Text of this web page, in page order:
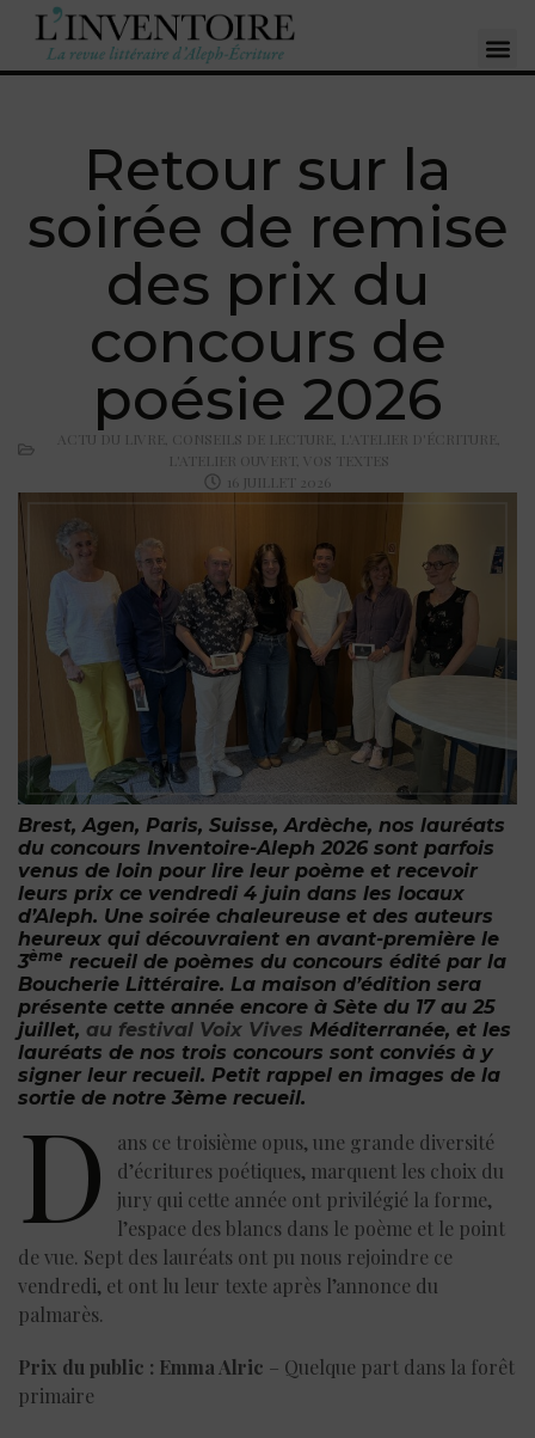
Retour sur la
soirée de remise
des prix du
concours de
poésie 2026
ACTU DU LIVRE CONSEILS DE LECTURE L'ATELIER D'ÉCRITURE
L'ATELIER OUVERT VOS TEXTES
16 JUILLET 2026
Brest, Agen, Paris, Suisse, Ardèche, nos lauréats
du concours Inventoire-Aleph 2026 sont parfois
venus de loin pour lire leur poème et recevoir
leurs prix ce vendredi 4 juin dans les locaux
d’Aleph. Une soirée chaleureuse et des auteurs
heureux qui découvraient en avant-première le
3ème recueil de poèmes du concours édité par la
Boucherie Littéraire. La maison d’édition sera
présente cette année encore à Sète du 17 au 25
juillet, au festival Voix Vives Méditerranée, et les
lauréats de nos trois concours sont conviés à y
signer leur recueil. Petit rappel en images de la
sortie de notre 3ème recueil.
D
ans ce troisième opus, une grande diversité
d’écritures poétiques, marquent les choix du
jury qui cette année ont privilégié la forme,
l’espace des blancs dans le poème et le point
de vue. Sept des lauréats ont pu nous rejoindre ce
vendredi, et ont lu leur texte après l’annonce du
palmarès.
Prix du public : Emma Alric – Quelque part dans la forêt
primaire